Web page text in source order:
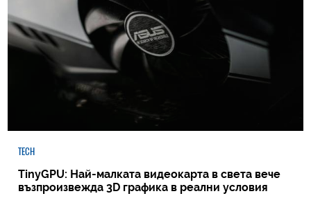
TECH
TinyGPU: Най-малката видеокарта в света вече
възпроизвежда 3D графика в реални условия